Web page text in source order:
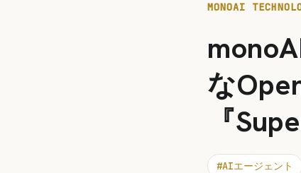
MONOAI
な
『
#AIエージェント